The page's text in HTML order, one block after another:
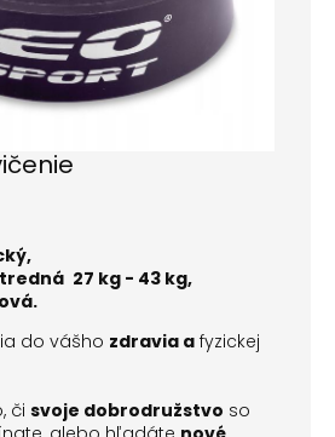
27 kg - 43 kg,
do vášho zdravia a fyzickej
či svoje dobrodružstvo so